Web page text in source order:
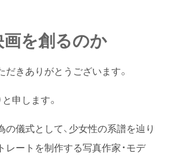
を創るのか
きありがとうございます。
申します。
儀式として、少女性の系譜を辿り
レートを制作する写真作家・モデ